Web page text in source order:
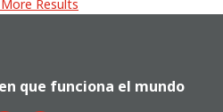
Results
que funciona el mundo